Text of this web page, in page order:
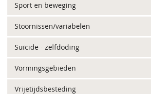
Sport en beweging
Stoornissen/variabelen
Suïcide - zelfdoding
Vormingsgebieden
Vrijetijdsbesteding